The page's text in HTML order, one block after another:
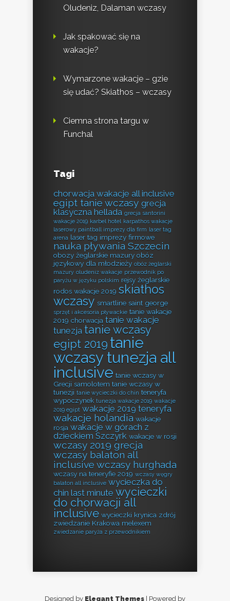
Oludeniz, Dalaman wczasy
Jak spakować się na
wakacje?
Wymarzone wakacje – gzie
się udać? Skiathos – wczasy
Ciemna strona targu w
Funchal
Tagi
chorwacja wakacje all inclusive
egipt tanie wczasy grecja
klasyczna hellada grecja santorini
wakacje 2019 karbel hotel karpathos wakacje
laserowy paintball imprezy dla firm laser tag
arena laser tag imprezy firmowe
nauka pływania Szczecin
obozy żeglarskie mazury obóz
językowy dla młodzieży obóz żeglarski
mazury oludeniz wakacje przewodnik po
paryżu w języku polskim rejsy żeglarskie
rodos wakacje 2019 skiathos
wczasy smartline saint george
sprzęt i akcesoria pływackie tanie wakacje
2019 chorwacja tanie wakacje
tunezja tanie wczasy
egipt 2019 tanie
wczasy tunezja all
inclusive tanie wczasy w
Grecji samolotem tanie wczasy w
tunezji tanie wycieczki do chin teneryfa
wypoczynek tunezja wakacje 2019 wakacje
2019 egipt wakacje 2019 teneryfa
wakacje holandia wakacje
rosja wakacje w górach z
dzieckiem Szczyrk wakacje w rosji
wczasy 2019 grecja
wczasy balaton all
inclusive wczasy hurghada
wczasy na teneryfie 2019 wczasy węgry
balaton all inclusive wycieczka do
chin last minute wycieczki
do chorwacji all
inclusive wycieczki krynica zdrój
zwiedzanie Krakowa melexem
zwiedzanie paryża z przewodnikiem
Designed by Elegant Themes | Powered by